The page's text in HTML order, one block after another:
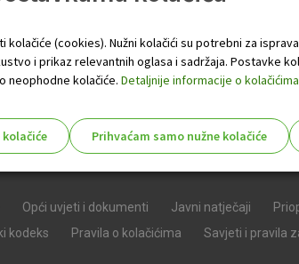
Opći uvjeti i dokumenti Javni natječaji
kodeks Pravila o kolačićima
Savjeti i pravila
kolačiće (cookies). Nužni kolačići su potrebni za
i prikaz relevantnih oglasa i sadržaja. Postavke
neophodne kolačiće. Detaljnije informacije o kolačićima
Prihvaćam samo nužne kolačiće